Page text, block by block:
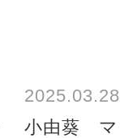
2025.03.28
小由葵 マ